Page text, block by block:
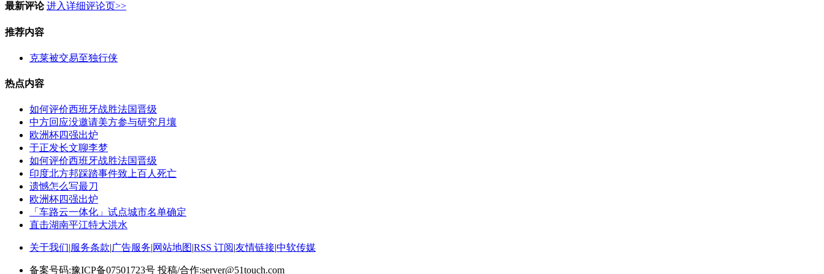
最新评论 进入详细评论页>>
推荐内容
克莱被交易至独行侠
热点内容
如何评价西班牙战胜法国晋级
中方回应没邀请美方参与研究月壤
欧洲杯四强出炉
于正发长文聊李梦
如何评价西班牙战胜法国晋级
印度北方邦踩踏事件致上百人死亡
遗憾怎么写最刀
欧洲杯四强出炉
「车路云一体化」试点城市名单确定
直击湖南平江特大洪水
关于我们|服务条款|广告服务|网站地图|RSS 订阅|友情链接|中软传媒
备案号码:豫ICP备07501723号 投稿/合作:server@51touch.com